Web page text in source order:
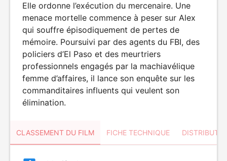
Elle ordonne l’exécution du mercenaire. Une
menace mortelle commence à peser sur Alex
qui souffre épisodiquement de pertes de
mémoire. Poursuivi par des agents du FBI, des
policiers d’El Paso et des meurtriers
professionnels engagés par la machiavélique
femme d’affaires, il lance son enquête sur les
commanditaires influents qui veulent son
élimination.
CLASSEMENT DU FILM FICHE TECHNIQUE